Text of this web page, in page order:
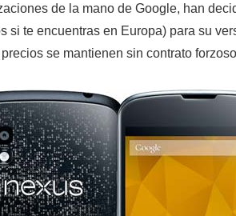
de la mano de Google, han
si te encuentras en Europa) para su
se mantienen sin contrato